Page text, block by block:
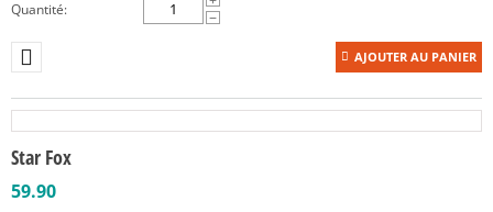
Quantité:
−
AJOUTER AU PANIER
Star Fox
59.90